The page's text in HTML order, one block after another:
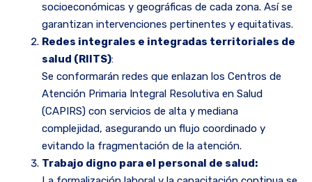
socioeconómicas y geográficas de cada zona. Así se
garantizan intervenciones pertinentes y equitativas.
Redes integrales e integradas territoriales de
salud (RIITS):
Se conformarán redes que enlazan los Centros de
Atención Primaria Integral Resolutiva en Salud
(CAPIRS) con servicios de alta y mediana
complejidad, asegurando un flujo coordinado y
evitando la fragmentación de la atención.
Trabajo digno para el personal de salud: